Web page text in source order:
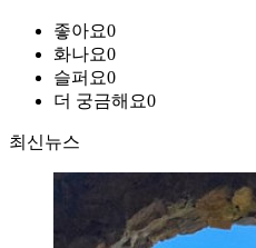
좋아요0
화나요0
슬퍼요0
더 궁금해요0
최신뉴스